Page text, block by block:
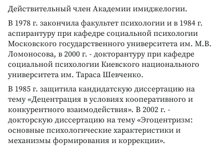
Действительный член Академии имиджелогии.
В 1978 г. закончила факультет психологии и в 1984 г.
аспирантуру при кафедре социальной психологии
Московского государственного университета им. М.В.
Ломоносова, в 2000 г. - докторантуру при кафедре
социальной психологии Киевского национального
университета им. Тараса Шевченко.
В 1985 г. защитила кандидатскую диссертацию на
тему «Децентрация в условиях кооперативного и
конкурентного взаимодействия». В 2002 г. -
докторскую диссертацию на тему «Эгоцентризм:
основные психологические характеристики и
механизмы формирования и коррекции».